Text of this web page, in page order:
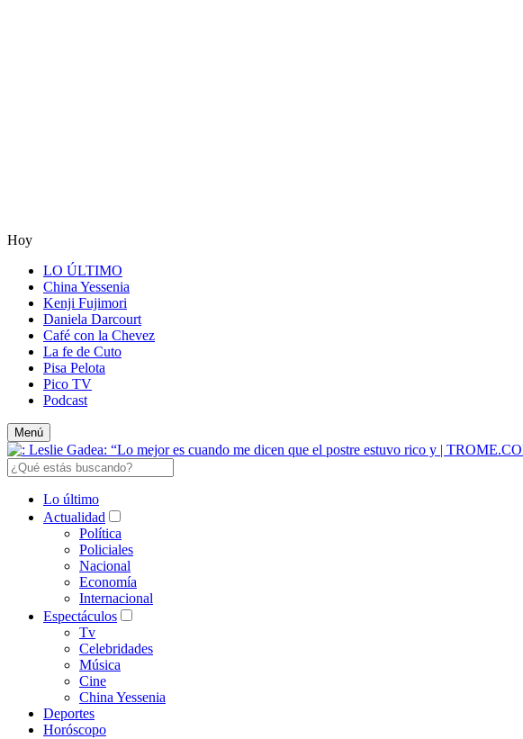
Hoy
LO ÚLTIMO
China Yessenia
Kenji Fujimori
Daniela Darcourt
Café con la Chevez
La fe de Cuto
Pisa Pelota
Pico TV
Podcast
Menú
Lo último
Actualidad
Política
Policiales
Nacional
Economía
Internacional
Espectáculos
Tv
Celebridades
Música
Cine
China Yessenia
Deportes
Horóscopo